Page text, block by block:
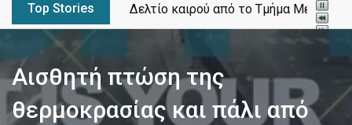
Top Stories Δελτίο καιρού από το Τμήμα
Αισθητή πτώση της
θερμοκρασίας και πάλι από